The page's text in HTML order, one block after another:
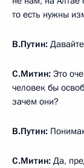
то есть нужны
В.Путин:
С.Митин: Это
человек бы
зачем они?
В.Путин:
С.Митин: Да,